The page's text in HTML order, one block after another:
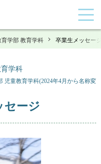
育学部 教育学科 卒業生メッセー
学科
童教育学科(2024年4月から名称変
セージ